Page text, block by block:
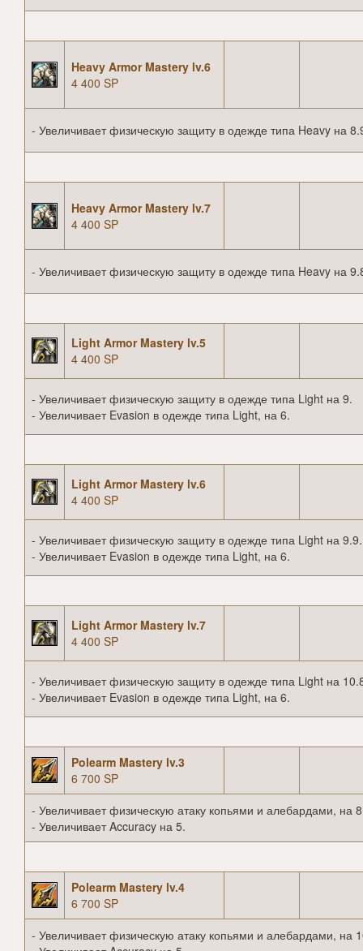
Heavy Armor Mastery lv.6
4 400 SP
- Увеличивает физическую защиту в одежде типа Heavy на
Heavy Armor Mastery lv.7
4 400 SP
- Увеличивает физическую защиту в одежде типа Heavy на
Light Armor Mastery lv.5
4 400 SP
- Увеличивает физическую защиту в одежде типа Light на 9.
- Увеличивает Evasion в одежде типа Light, на 6.
Light Armor Mastery lv.6
4 400 SP
- Увеличивает физическую защиту в одежде типа Light на 9.9.
- Увеличивает Evasion в одежде типа Light, на 6.
Light Armor Mastery lv.7
4 400 SP
- Увеличивает физическую защиту в одежде типа Light на
- Увеличивает Evasion в одежде типа Light, на 6.
Polearm Mastery lv.3
6 700 SP
- Увеличивает физическую атаку копьями и алебардами, на
- Увеличивает Accuracy на 5.
Polearm Mastery lv.4
6 700 SP
- Увеличивает физическую атаку копьями и алебардами, на